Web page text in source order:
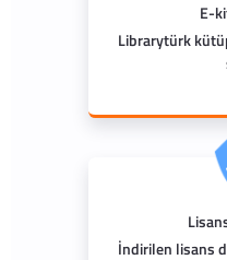
E-
Librarytürk
İndirilen lisans